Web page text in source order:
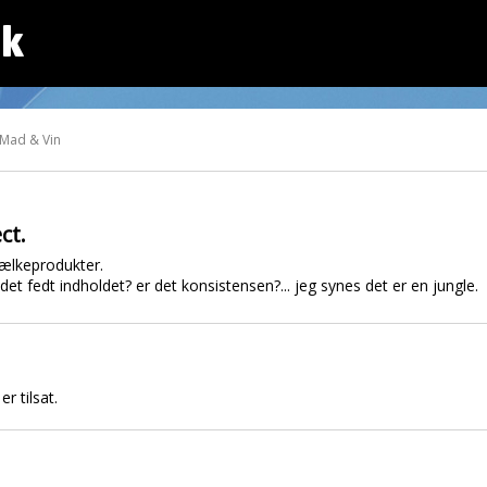
& Vin
fedt indholdet? er det konsistensen?... jeg synes det er en jungle.
tilsat.